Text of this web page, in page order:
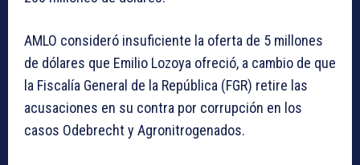
AMLO consideró insuficiente la oferta de 5 millones
de dólares que Emilio Lozoya ofreció, a cambio de que
la Fiscalía General de la República (FGR) retire las
acusaciones en su contra por corrupción en los
casos Odebrecht y Agronitrogenados.